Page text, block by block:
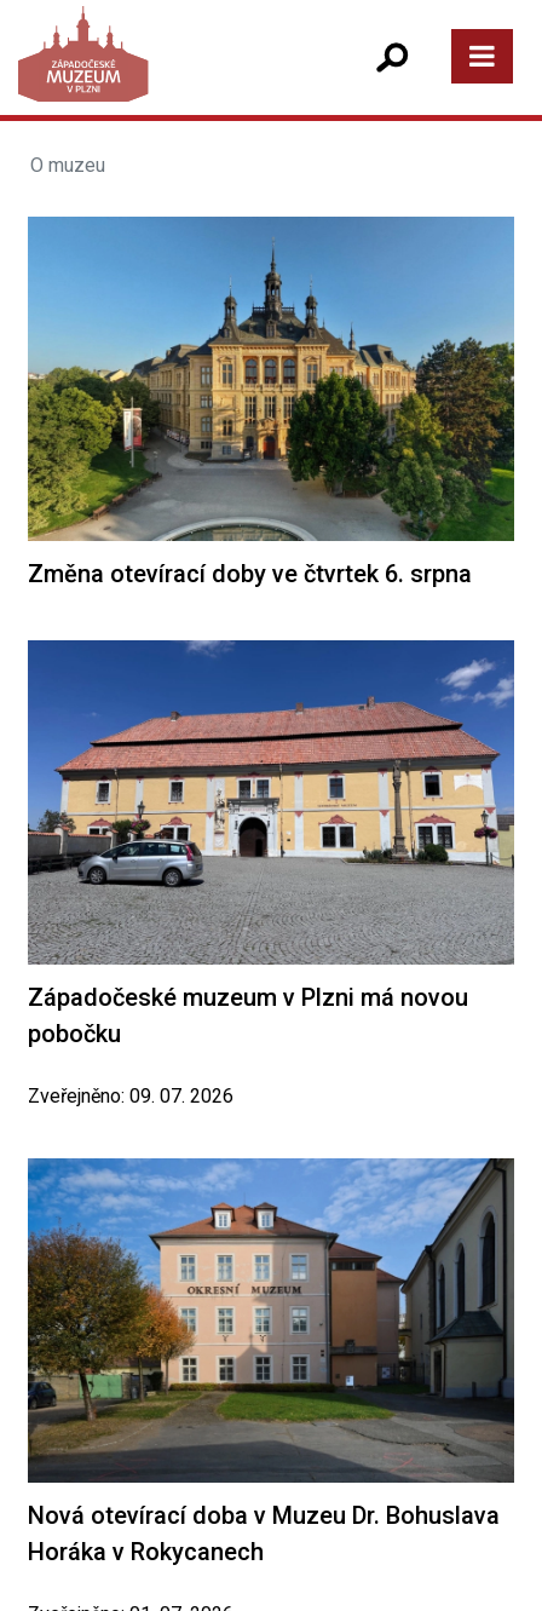
O muzeu
Změna otevírací doby ve čtvrtek 6. srpna
Západočeské muzeum v Plzni má novou
pobočku
Zveřejněno: 09. 07. 2026
Nová otevírací doba v Muzeu Dr. Bohuslava
Horáka v Rokycanech